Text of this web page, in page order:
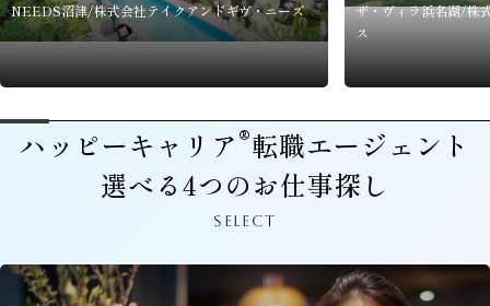
NEEDS沼津/株式会社テイクアンドギヴ・ニーズ
ザ・ヴィラ浜名湖/株
ス
ハッピーキャリア®転職エージェント
選べる4つのお仕事探し
SELECT